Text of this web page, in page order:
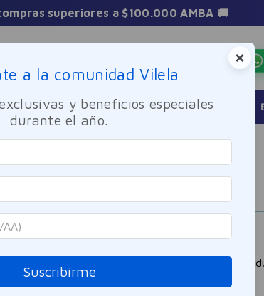
superiores a $100.000 AMBA 🚚
CUIDADO PERSONAL BIENESTAR Y FARMACIA
No se encontró ningún
¿Qué debo hacer?
×
a la comunidad Vilela
y beneficios especiales
durante el año.
Suscribirme